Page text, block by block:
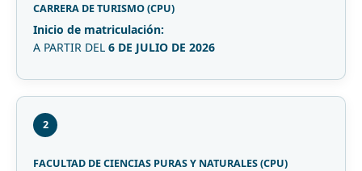
CARRERA DE TURISMO (CPU)
Inicio de matriculación:
A PARTIR DEL 6 DE JULIO DE 2026
2
FACULTAD DE CIENCIAS PURAS Y NATURALES (CPU)